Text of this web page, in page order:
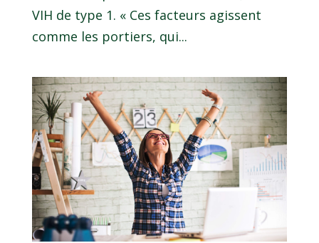
VIH de type 1. « Ces facteurs agissent
comme les portiers, qui...